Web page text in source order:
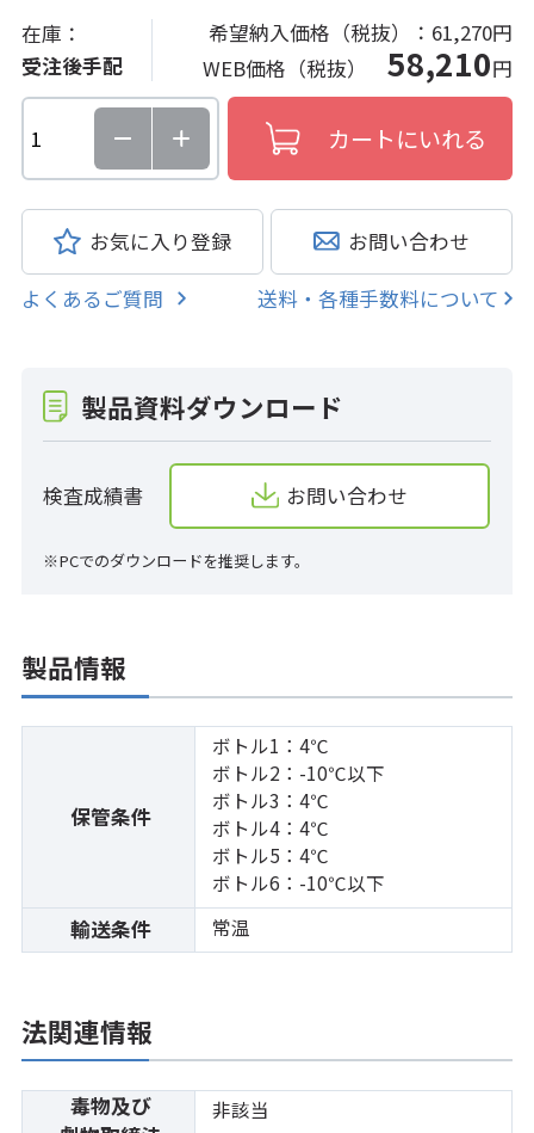
在庫：
受注後手配
希望納入価格（税抜）： 61,270円
WEB価格（税抜）58,210円
お気に入り登録 お問い合わせ
よくあるご質問 送料・各種手数料について
製品資料ダウンロード
検査成績書 お問い合わせ
※PCでのダウンロードを推奨します。
製品情報
保管条件
ボトル1：4℃
ボトル2：-10℃以下
ボトル3：4℃
ボトル4：4℃
ボトル5：4℃
ボトル6：-10℃以下
輸送条件 常温
法関連情報
毒物及び
非該当